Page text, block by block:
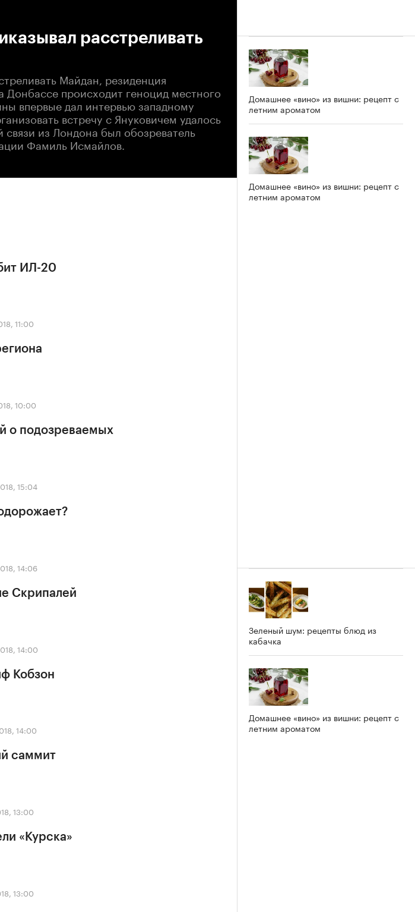
расстреливать
Майдан, резиденция
происходит геноцид местного
впервые дал интервью западному
встречу с Януковичем удалось
из Лондона был обозреватель
Фамиль Исмайлов.
ИЛ-20
11:00
10:00
о подозреваемых
15:04
14:06
Скрипалей
14:00
Кобзон
14:00
саммит
13:00
«Курска»
13:00
Домашнее «вино» из вишни: рецепт с
летним ароматом
Домашнее «вино» из вишни: рецепт с
летним ароматом
Зеленый шум: рецепты блюд из
кабачка
Домашнее «вино» из вишни: рецепт с
летним ароматом